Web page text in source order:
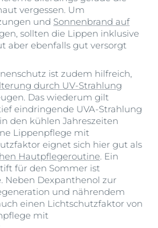
vergessen. Um
und Sonnenbrand auf
sollten die Lippen inklusive
aber ebenfalls gut versorgt
ist zudem hilfreich,
durch UV-Strahlung
Das wiederum gilt
eindringende UVA-Strahlung
den kühlen Jahreszeiten
Lippenpflege mit
eignet sich hier gut als
Hautpflegeroutine. Ein
für den Sommer ist
Neben Dexpanthenol zur
und nährendem
einen Lichtschutzfaktor von
mit